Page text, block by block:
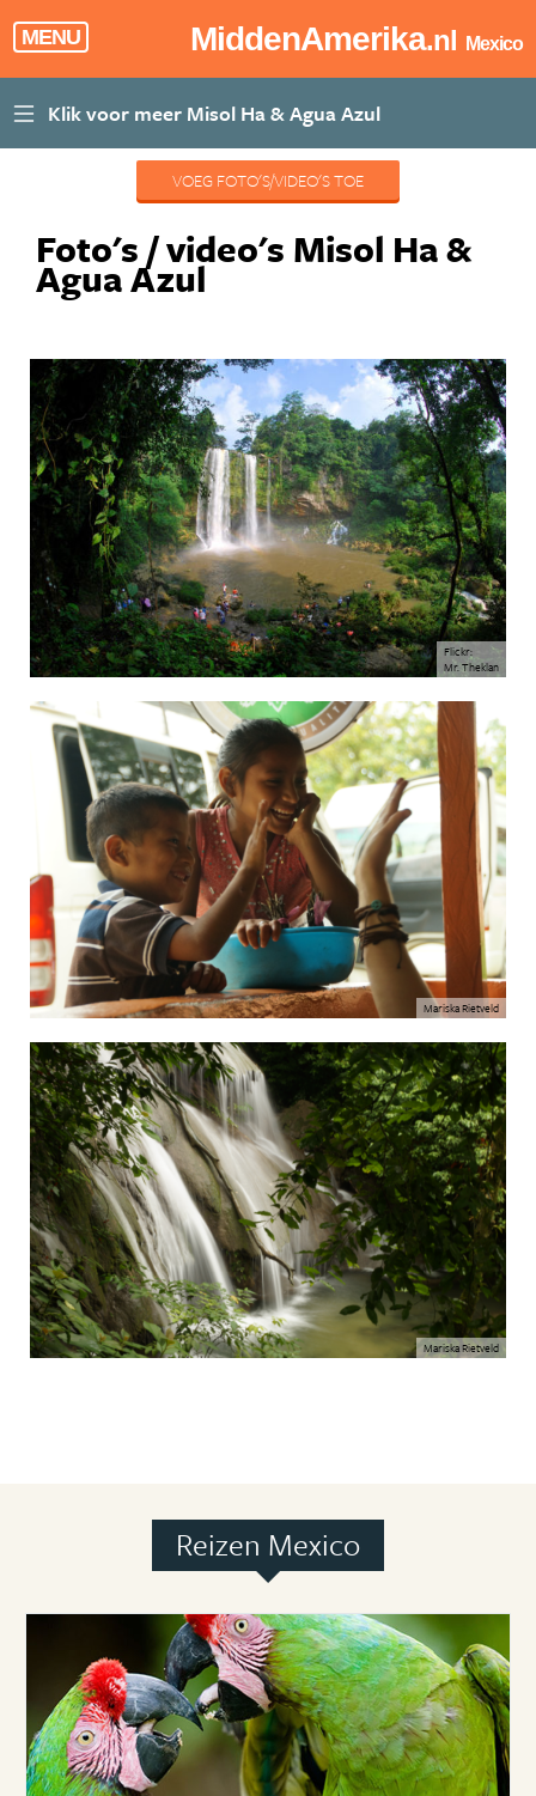
MENU MiddenAmerika.nl Mexico
VOEG FOTO'S/VIDEO'S TOE
Foto's / video's Misol Ha &
Agua Azul
Flickr:
Mr. Theklan
Mariska Rietveld
Mariska Rietveld
Reizen Mexico